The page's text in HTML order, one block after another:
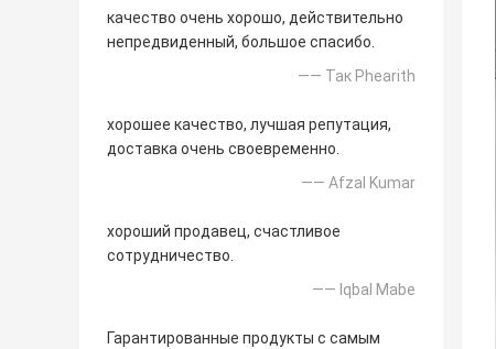
качество очень хорошо, действительно
непредвиденный, большое спасибо.
—— Так Phearith
хорошее качество, лучшая репутация,
доставка очень своевременно.
—— Afzal Kumar
хороший продавец, счастливое
сотрудничество.
—— Iqbal Mabe
Гарантированные продукты с самым